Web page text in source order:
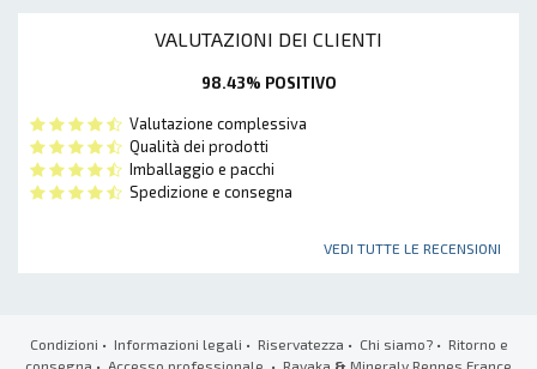
VALUTAZIONI DEI CLIENTI
98.43% POSITIVO
Valutazione complessiva
Qualità dei prodotti
Imballaggio e pacchi
Spedizione e consegna
VEDI TUTTE LE RECENSIONI
Condizioni • Informazioni legali • Riservatezza • Chi siamo?• Ritorno e